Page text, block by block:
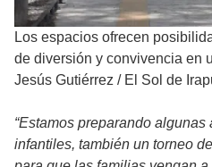
Los espacios ofrecen
de diversión y convivencia en
Jesús Gutiérrez / El Sol de
“Estamos preparando
infantiles, también un torneo